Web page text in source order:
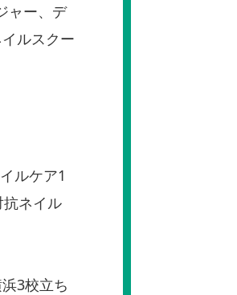
ャー、デ
ルスクー
ルケア1
ネイル
3校立ち